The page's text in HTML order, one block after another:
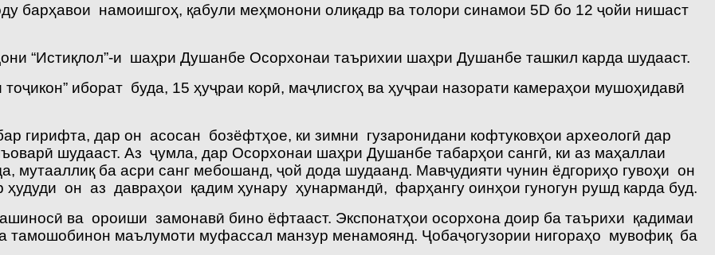
барҳавои намоишгоҳ, қабули меҳмонони олиқадр ва толори синамои 5D бо 12 ҷойи нишаст
“Истиқлол”-и шаҳри Душанбе Осорхонаи таърихии шаҳри Душанбе ташкил карда шудааст.
иборат буда, 15 ҳуҷраи корӣ, маҷлисгоҳ ва ҳуҷраи назорати камераҳои мушоҳидавӣ
гирифта, дар он асосан бозёфтҳое, ки зимни гузаронидани кофтуковҳои археологӣ дар
шудааст. Аз ҷумла, дар Осорхонаи шаҳри Душанбе табарҳои сангӣ, ки аз маҳаллаи
мутааллиқ ба асри санг мебошанд, ҷой дода шудаанд. Мавҷудияти чунин ёдгориҳо гувоҳи он
ҳудуди он аз давраҳои қадим ҳунару ҳунармандӣ, фарҳангу оинҳои гуногун рушд карда буд.
ва ороиши замонавӣ бино ёфтааст. Экспонатҳои осорхона доир ба таърихи қадимаи
тамошобинон маълумоти муфассал манзур менамоянд. Ҷобаҷогузории нигораҳо мувофиқ ба